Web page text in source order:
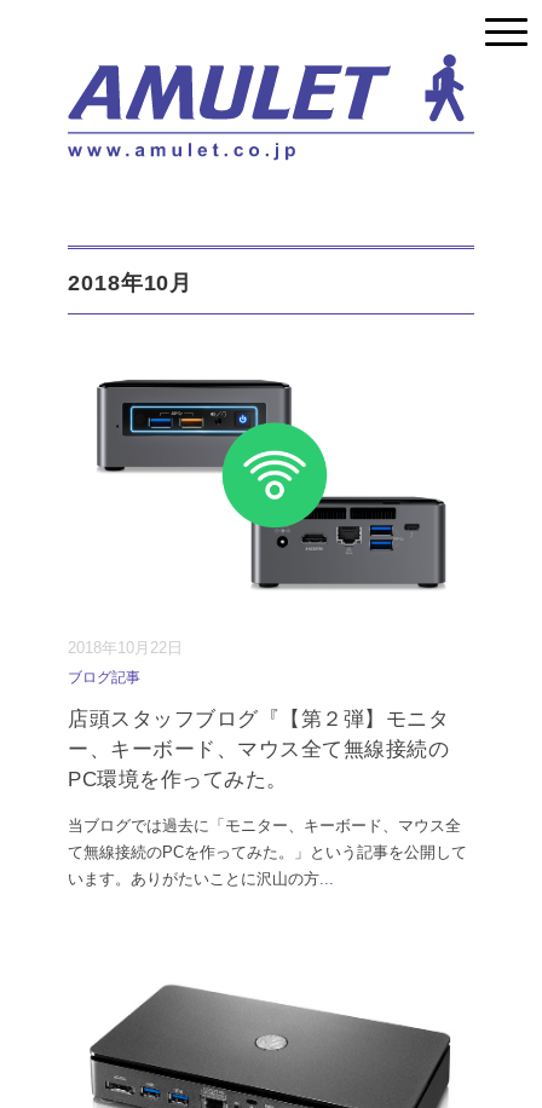
2018年10月
2018年10月22日
ブログ記事
店頭スタッフブログ『【第２弾】モニタ
ー、キーボード、マウス全て無線接続の
PC環境を作ってみた。
当ブログでは過去に「モニター、キーボード、マウス全
て無線接続のPCを作ってみた。」という記事を公開して
います。ありがたいことに沢山の方...